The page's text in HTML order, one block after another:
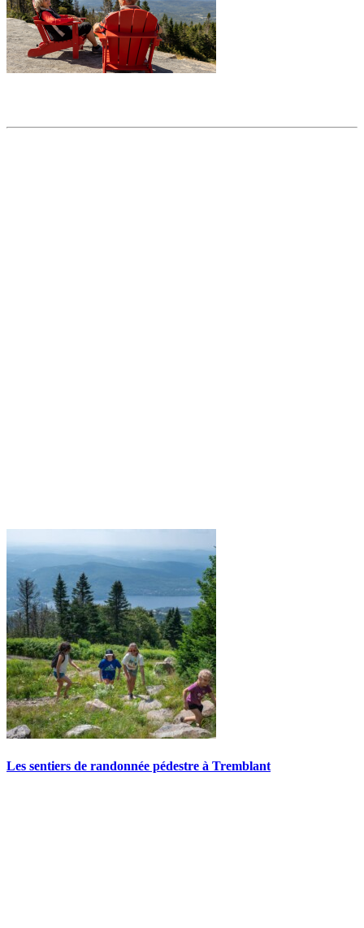
Les sentiers de randonnée pédestre à Tremblant